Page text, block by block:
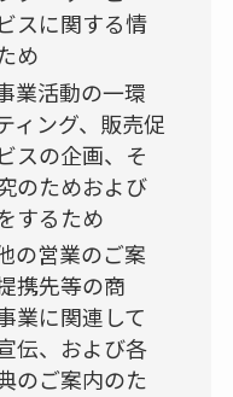
スに関する情
め
業活動の一環
ィング、販売促
スの企画、そ
のためおよび
するため
の営業のご案
携先等の商
業に関連して
伝、および各
のご案内のた